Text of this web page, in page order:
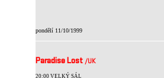
pondělí 11/10/1999
Paradise Lost /UK
20:00 VELKÝ SÁL